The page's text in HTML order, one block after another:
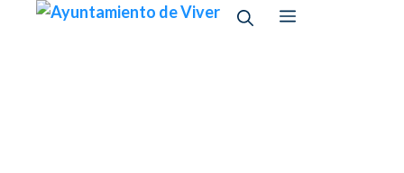
Menú